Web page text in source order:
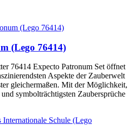
(Lego 76414)
76414 Expecto Patronum Set öffnet
Aspekte der Zauberwelt
gleichermaßen. Mit der Möglichkeit,
symbolträchtigsten Zaubersprüche